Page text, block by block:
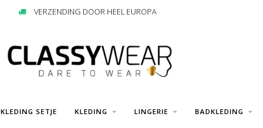
VERZENDING DOOR HEEL EUROPA
KLEDING SETJE KLEDING LINGERIE BADKLEDING